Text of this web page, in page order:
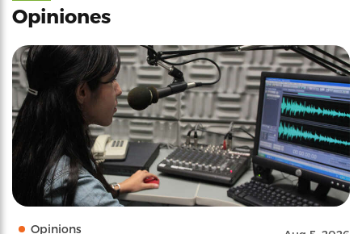
Opiniones
Opinions